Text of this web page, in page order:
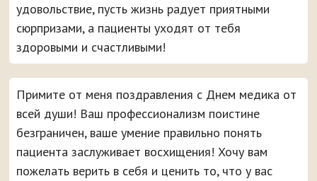
удовольствие, пусть жизнь радует приятными
сюрпризами, а пациенты уходят от тебя
здоровыми и счастливыми!
Примите от меня поздравления с Днем медика от
всей души! Ваш профессионализм поистине
безграничен, ваше умение правильно понять
пациента заслуживает восхищения! Хочу вам
пожелать верить в себя и ценить то, что у вас